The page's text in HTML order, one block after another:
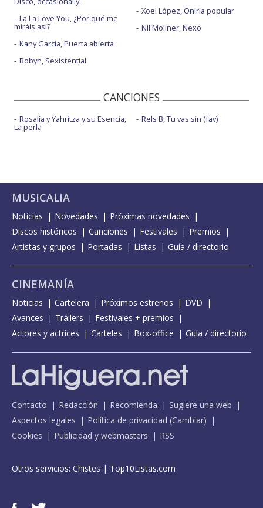
La La Love You, ¿Por qué me
miráis así?
Kany García, Puerta abierta
Robyn, Sexistential
Xoel López, Oniria popular
Nil Moliner, Nexo
CANCIONES
Rosalía y Yahritza y su Esencia,
La perla
Rels B, Tu vas sin (fav)
MUSICALIA
Noticias Novedades
Próximas novedades
Discos históricos
Canciones Festivales
Premios
Artistas y grupos
Portadas Listas Guía / directorio
CINEMANÍA
Noticias Cartelera Próximos estrenos
DVD
Avances
Tráilers
Festivales + premios
Actores y actrices
Carteles Box-office Guía / directorio
Contacto Redacción Recomienda
Sugiere una web
Aspectos legales
Política de privacidad (Cambiar)
Cookies
Publicidad y webmasters RSS
Otros servicios: Chistes | Top10Listas.com